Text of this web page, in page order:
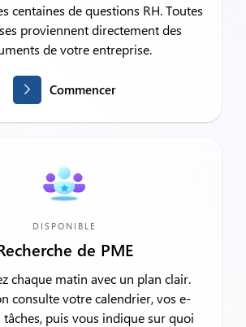
centaines de questions RH. Toutes
proviennent directement des
de votre entreprise.
Commencer
DISPONIBLE
de PME
chaque matin avec un plan clair.
consulte votre calendrier, vos e-
tâches, puis vous indique sur quoi